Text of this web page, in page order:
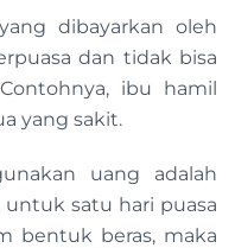
dibayarkan oleh
dan tidak bisa
ibu hamil
yang sakit.
uang adalah
untuk satu hari puasa
bentuk beras, maka